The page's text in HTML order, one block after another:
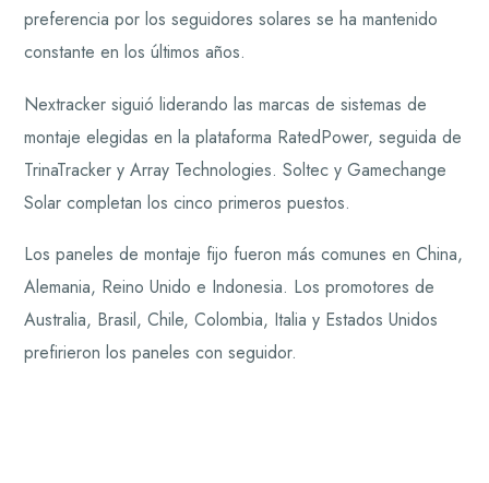
preferencia por los seguidores solares se ha mantenido
constante en los últimos años.
Nextracker siguió liderando las marcas de sistemas de
montaje elegidas en la plataforma RatedPower, seguida de
TrinaTracker y Array Technologies. Soltec y Gamechange
Solar completan los cinco primeros puestos.
Los paneles de montaje fijo fueron más comunes en China,
Alemania, Reino Unido e Indonesia. Los promotores de
Australia, Brasil, Chile, Colombia, Italia y Estados Unidos
prefirieron los paneles con seguidor.